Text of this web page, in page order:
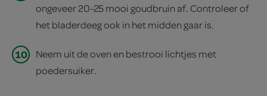
ongeveer 20-25 mooi goudbruin af. Controleer of
het bladerdeeg ook in het midden gaar is.
10
Neem uit de oven en bestrooi lichtjes met
poedersuiker.